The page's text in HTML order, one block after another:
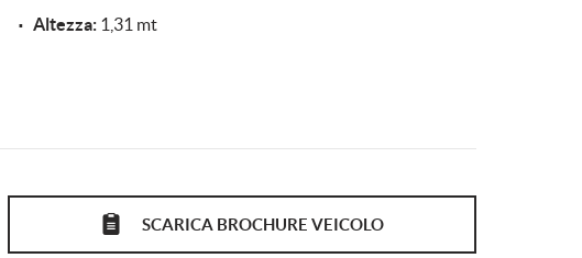
PLAY!
Altezza: 1,31 mt
SCARICA BROCHURE VEICOLO